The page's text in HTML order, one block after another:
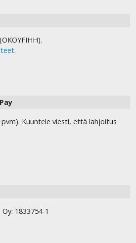
.
Kuuntele viesti, että lahjoitus
1833754-1